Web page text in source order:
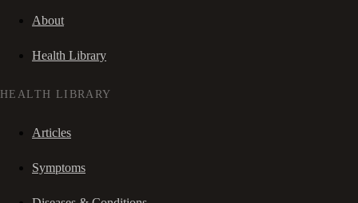
About
Health Library
HEALTH LIBRARY
Articles
Symptoms